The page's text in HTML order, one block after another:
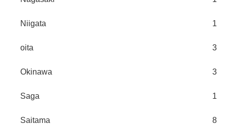
Niigata 1
oita 3
Okinawa 3
Saga 1
Saitama 8